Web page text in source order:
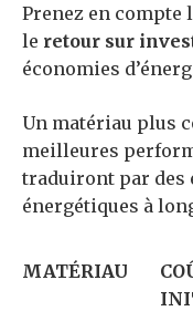
Prenez en compte
le retour sur
économies
Un matériau plus
meilleures
traduiront par des
énergétiques à
MATÉRIAU